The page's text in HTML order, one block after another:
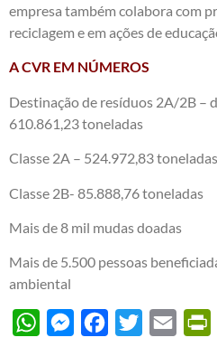
empresa também colabora com
reciclagem e em ações de
A CVR EM NÚMEROS
Destinação de resíduos 2A/2B –
610.861,23 toneladas
Classe 2A – 524.972,83 toneladas
Classe 2B- 85.888,76 toneladas
Mais de 8 mil mudas doadas
Mais de 5.500 pessoas
ambiental
WhatsAppMessengerFacebook
Twitter Email